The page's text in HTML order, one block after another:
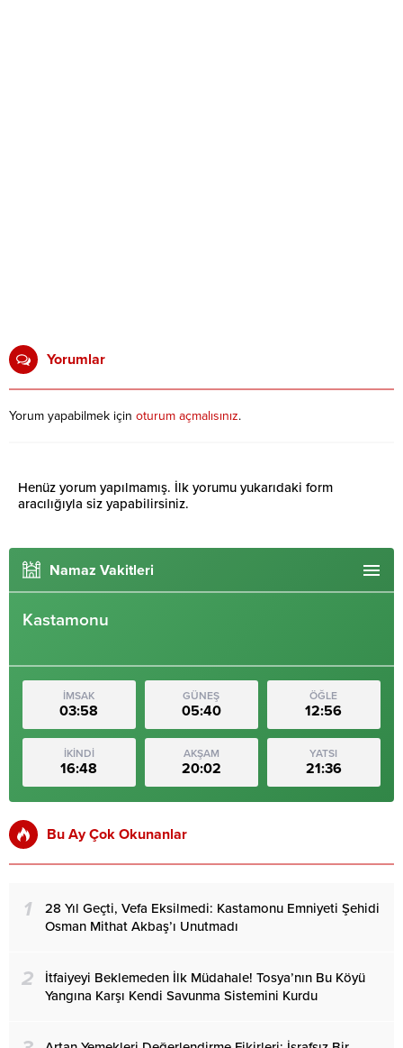
Yorumlar
Yorum yapabilmek için oturum açmalısınız.
Henüz yorum yapılmamış. İlk yorumu yukarıdaki form
aracılığıyla siz yapabilirsiniz.
Namaz Vakitleri
Kastamonu
İMSAK
03:58
GÜNEŞ
05:40
ÖĞLE
12:56
İKİNDİ
16:48
AKŞAM
20:02
YATSI
21:36
Bu Ay Çok Okunanlar
1
28 Yıl Geçti, Vefa Eksilmedi: Kastamonu Emniyeti Şehidi
Osman Mithat Akbaş’ı Unutmadı
2
İtfaiyeyi Beklemeden İlk Müdahale! Tosya’nın Bu Köyü
Yangına Karşı Kendi Savunma Sistemini Kurdu